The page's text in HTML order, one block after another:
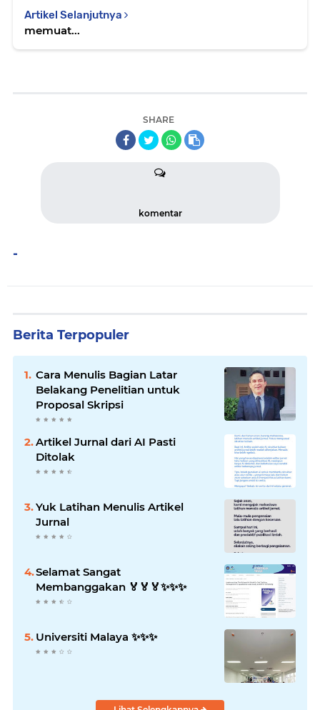
Artikel Selanjutnya
memuat...
SHARE
komentar
-
Berita Terpopuler
Cara Menulis Bagian Latar
Belakang Penelitian untuk
Proposal Skripsi
Artikel Jurnal dari AI Pasti
Ditolak
Yuk Latihan Menulis Artikel
Jurnal
Selamat Sangat
Membanggakan 🏅🏅🏅✨️✨️✨️
Universiti Malaya ✨️✨️✨️